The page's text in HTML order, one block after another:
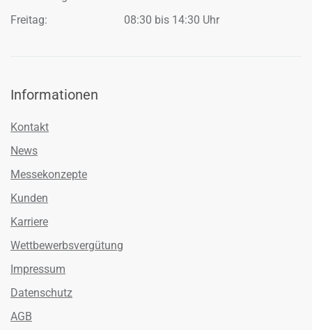
Freitag:
08:30 bis 14:30 Uhr
Informationen
Kontakt
News
Messekonzepte
Kunden
Karriere
Wettbewerbsvergütung
Impressum
Datenschutz
AGB